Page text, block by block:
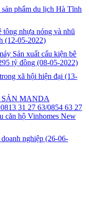
phẩm du lịch Hà Tĩnh
tông nhựa nóng và nhũ
(12-05-2022)
Sản xuất cấu kiện bê
tỷ đồng (08-05-2022)
xã hội hiện đại (13-
MANDA
31 27 63/0854 63 27
căn hộ Vinhomes New
nghiệp (26-06-